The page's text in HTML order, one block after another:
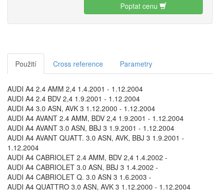
Poptat cenu
Použití Cross reference Parametry
AUDI A4 2.4 AMM 2,4 1.4.2001 - 1.12.2004
AUDI A4 2.4 BDV 2,4 1.9.2001 - 1.12.2004
AUDI A4 3.0 ASN, AVK 3 1.12.2000 - 1.12.2004
AUDI A4 AVANT 2.4 AMM, BDV 2,4 1.9.2001 - 1.12.2004
AUDI A4 AVANT 3.0 ASN, BBJ 3 1.9.2001 - 1.12.2004
AUDI A4 AVANT QUATT. 3.0 ASN, AVK, BBJ 3 1.9.2001 -
1.12.2004
AUDI A4 CABRIOLET 2.4 AMM, BDV 2,4 1.4.2002 -
AUDI A4 CABRIOLET 3.0 ASN, BBJ 3 1.4.2002 -
AUDI A4 CABRIOLET Q. 3.0 ASN 3 1.6.2003 -
AUDI A4 QUATTRO 3.0 ASN, AVK 3 1.12.2000 - 1.12.2004